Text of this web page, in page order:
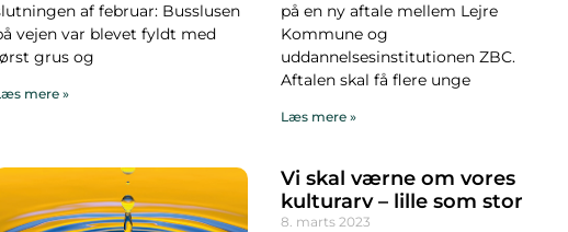
af februar: Busslusen
vejen var blevet fyldt med
grus og
mere »
på en ny aftale mellem Lejre
Kommune og
uddannelsesinstitutionen ZBC.
Aftalen skal få flere unge
Læs mere »
Vi skal værne om vores
kulturarv – lille som stor
8. marts 2023